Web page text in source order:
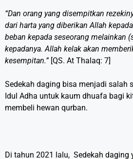
“Dan orang yang disempitkan
dari harta yang diberikan Allah
beban kepada seseorang melainkan
kepadanya. Allah kelak akan
kesempitan.”[QS. At Thalaq: 7]
Sedekah daging bisa menjadi salah
Idul Adha untuk kaum dhuafa bagi
membeli hewan qurban.
Di tahun 2021 lalu, Sedekah